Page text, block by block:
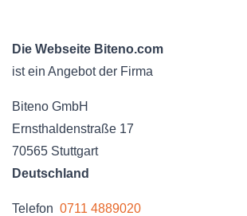
Die Webseite Biteno.com
ist ein Angebot der Firma
Biteno GmbH
Ernsthaldenstraße 17
70565 Stuttgart
Deutschland
Telefon 0711 4889020